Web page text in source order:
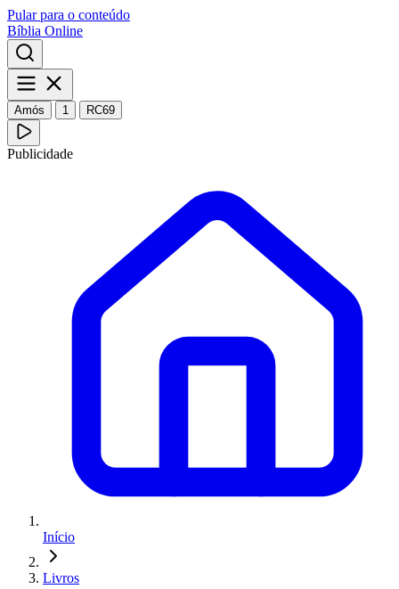
Pular para o conteúdo
Bíblia Online
Amós 1 RC69
Publicidade
Início
Livros